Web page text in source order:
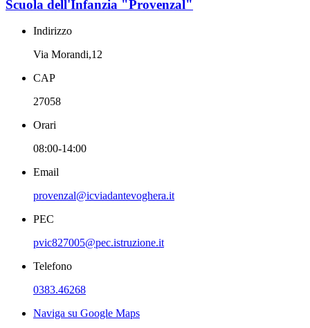
Scuola dell'Infanzia "Provenzal"
Indirizzo
Via Morandi,12
CAP
27058
Orari
08:00-14:00
Email
provenzal@icviadantevoghera.it
PEC
pvic827005@pec.istruzione.it
Telefono
0383.46268
Naviga su Google Maps